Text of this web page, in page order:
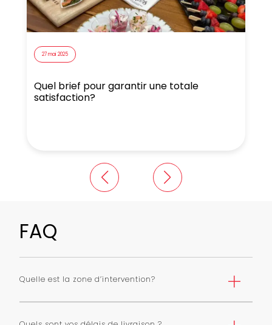
27 mai 2025
Quel brief pour garantir une totale
satisfaction?
FAQ
Quelle est la zone d’intervention?
de tarifs. Nous pouvons livrer toute l’ile de France avec